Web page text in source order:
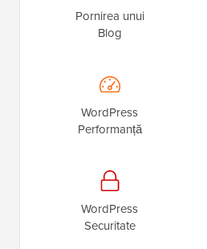
Pornirea unui
Blog
WordPress
Performanță
WordPress
Securitate